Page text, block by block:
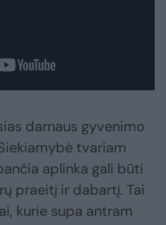
darnaus gyvenimo
tvariam
aplinka gali būti
praeitį ir dabartį. Tai
kurie supa antram